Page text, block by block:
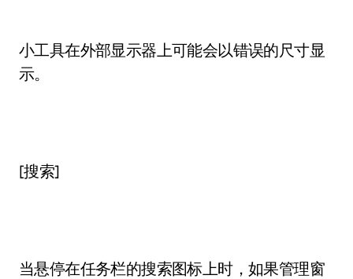
小工具在外部显示器上可能会以错误的尺寸显
示。
[搜索]
当悬停在任务栏的搜索图标上时，如果管理窗